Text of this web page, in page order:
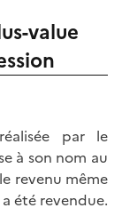
value
par le
à son nom au
revenu même
été revendue.